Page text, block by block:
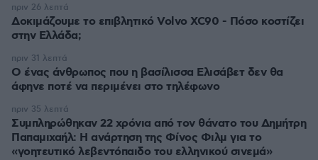
Δοκιμάζουμε το επιβλητικό Volvo XC90 - Πόσο κοστίζει
στην Ελλάδα;
πριν 26 λεπτά
Ο ένας άνθρωπος που η βασίλισσα Ελισάβετ δεν θα
άφηνε ποτέ να περιμένει στο τηλέφωνο
πριν 31 λεπτά
Συμπληρώθηκαν 22 χρόνια από τον θάνατο του Δημήτρη
Παπαμιχαήλ: Η ανάρτηση της Φίνος Φιλμ για το
«γοητευτικό λεβεντόπαιδο του ελληνικού σινεμά»
πριν 35 λεπτά